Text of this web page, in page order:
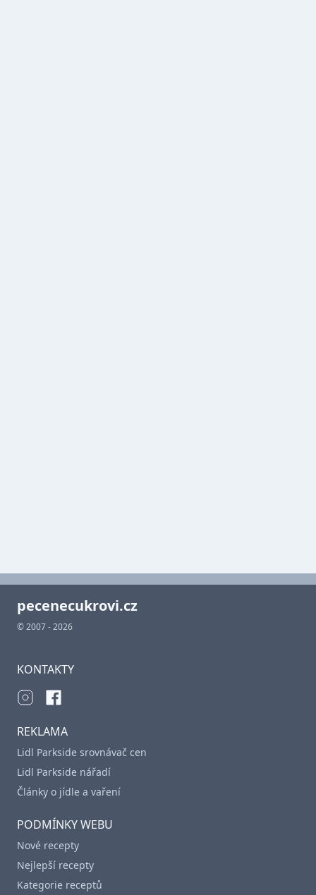
pecenecukrovi.cz
© 2007 - 2026
KONTAKTY
REKLAMA
Lidl Parkside srovnávač cen
Lidl Parkside nářadí
Články o jídle a vaření
PODMÍNKY WEBU
Nové recepty
Nejlepší recepty
Kategorie receptů